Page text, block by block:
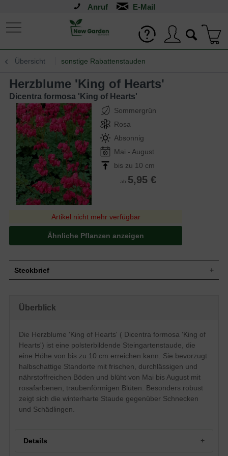
Anruf
Übersicht sonstige Rabattenstauden
Herzblume 'King of Hearts'
Dicentra formosa 'King of Hearts'
Sommergrün
Rosa
Absonnig
Mai - August
bis zu 10 cm
ab 5,95 €
Artikel nicht mehr verfügbar
Ähnliche Pflanzen anzeigen
Steckbrief
Wuchshöhe
gräulich grün
Frucht
Unscheinbar
Blüte
Rosafarbend, traubenförmig, einfach,
klein, reichblühend, zierend
Blütezeit
Mai bis August
Boden
Frische, durchlässige und nährstoffreiche
Standort
Pflanzen pro
Überblick
Die Herzblume 'King of Hearts' ( Dicentra formosa 'King of
Hearts') ist eine polsterbildende Steingartenstaude, die
eine Höhe von bis zu 10 cm erreichen kann. Sie bevorzugt
halbschattige Standorte mit frischen, durchlässigen und
nährstoffreichen Böden und blüht von Mai bis August mit
rosafarbenen, traubenförmigen Blüten. Besonders robust
zeigt sich die winterharte Staude gegenüber Schnecken
und Schädlingen.
Details